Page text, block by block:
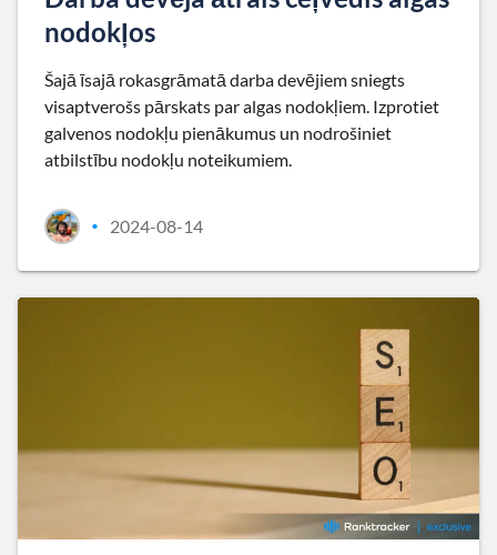
nodokļos
Šajā īsajā rokasgrāmatā darba devējiem sniegts
visaptverošs pārskats par algas nodokļiem. Izprotiet
galvenos nodokļu pienākumus un nodrošiniet
atbilstību nodokļu noteikumiem.
• 2024-08-14